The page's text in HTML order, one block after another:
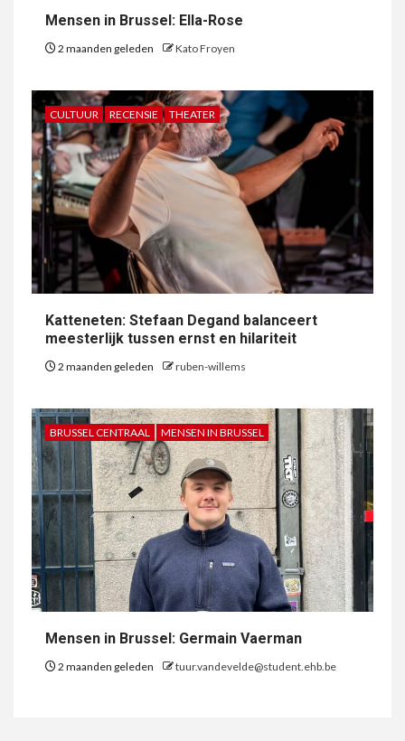
Mensen in Brussel: Ella-Rose
2 maanden geleden Kato Froyen
CULTUUR RECENSIE THEATER
Katteneten: Stefaan Degand balanceert
meesterlijk tussen ernst en hilariteit
2 maanden geleden ruben-willems
BRUSSEL CENTRAAL MENSEN IN BRUSSEL
Mensen in Brussel: Germain Vaerman
2 maanden geleden tuur.vandevelde@student.ehb.be